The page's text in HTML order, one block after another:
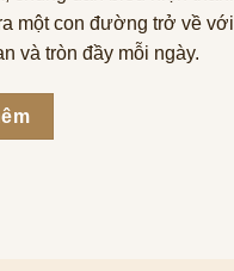
một con đường trở về
và tròn đầy mỗi ngày.